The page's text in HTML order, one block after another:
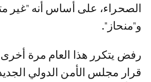
الصحراء، على أساس أنه "غير
و"منحاز".
رفض يتكرر هذا العام مرة أخرى.